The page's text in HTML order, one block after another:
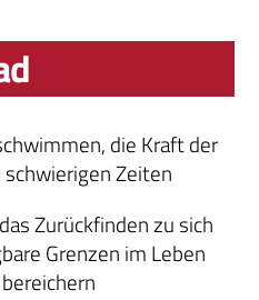
die Kraft der
Zeiten
Zurückfinden zu sich
Grenzen im Leben